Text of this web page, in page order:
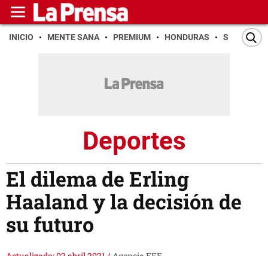
INICIO MENTE SANA PREMIUM HONDURAS SAN PEDRO
Deportes
El dilema de Erling
Haaland y la decisión de
su futuro